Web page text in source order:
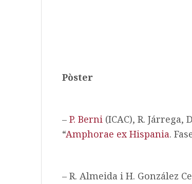
Pòster
– P. Berni (ICAC), R. Járrega,
“Amphorae ex Hispania.
– R. Almeida i H. González